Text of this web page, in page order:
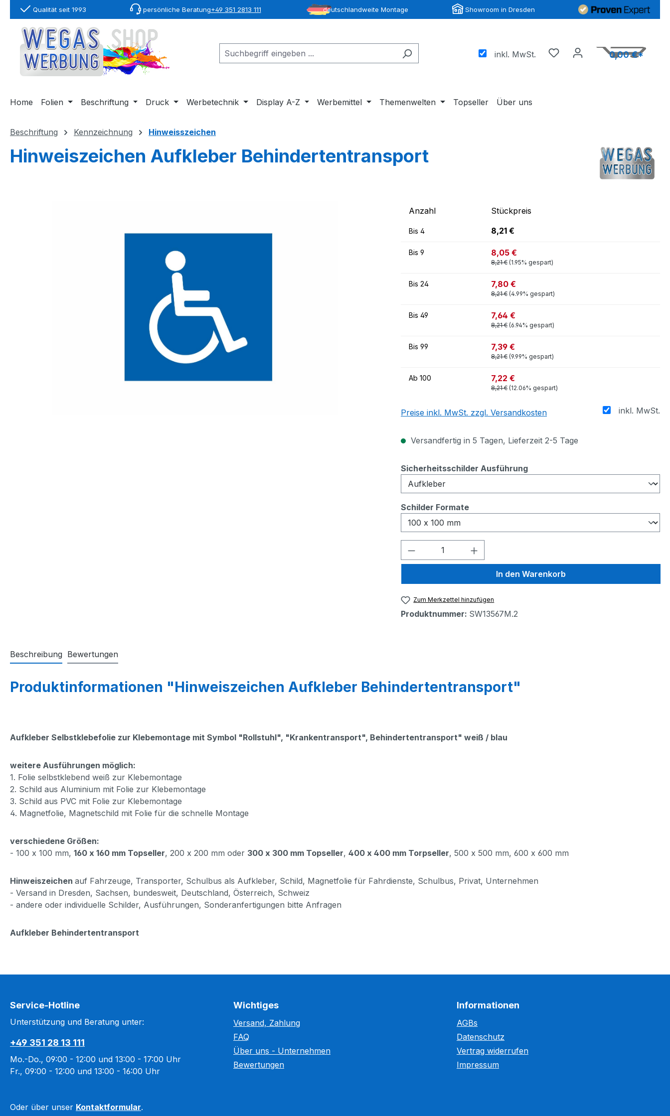
Zur Hauptnavigation springen
Qualität seit 1993 persönliche Beratung+49 351 2813 111 deutschlandweite Montage Showroom in Dresden
inkl. MwSt. 0,00 €*
Home Folien Beschriftung Druck Werbetechnik Display A-Z Werbemittel Themenwelten Topseller Über uns
Beschriftung Kennzeichnung Hinweisszeichen
Hinweiszeichen Aufkleber Behindertentransport
Anzahl Stückpreis
Bis 4 8,21 €
Bis 9 8,05 €
8,21 € (1.95% gespart)
Bis 24 7,80 €
8,21 € (4.99% gespart)
Bis 49 7,64 €
8,21 € (6.94% gespart)
Bis 99 7,39 €
8,21 € (9.99% gespart)
Ab 100 7,22 €
8,21 € (12.06% gespart)
inkl. MwSt.
Preise inkl. MwSt. zzgl. Versandkosten
Versandfertig in 5 Tagen, Lieferzeit 2-5 Tage
Sicherheitsschilder Ausführungauswählen
Schilder Formateauswählen
Produkt Anzahl: Gib den gewünschten Wert
In den Warenkorb
Zum Merkzettel hinzufügen
Produktnummer: SW13567M.2
Beschreibung Bewertungen
Produktinformationen "Hinweiszeichen Aufkleber Behindertentransport"
Aufkleber Selbstklebefolie zur Klebemontage mit Symbol "Rollstuhl", "Krankentransport", Behindertentransport" weiß / blau
weitere Ausführungen möglich:
1. Folie selbstklebend weiß zur Klebemontage
2. Schild aus Aluminium mit Folie zur Klebemontage
3. Schild aus PVC mit Folie zur Klebemontage
4. Magnetfolie, Magnetschild mit Folie für die schnelle Montage
verschiedene Größen:
- 100 x 100 mm, 160 x 160 mm Topseller, 200 x 200 mm oder 300 x 300 mm Topseller, 400 x 400 mm Torpseller, 500 x 500 mm, 600 x 600 mm
Hinweiszeichen auf Fahrzeuge, Transporter, Schulbus als Aufkleber, Schild, Magnetfolie für Fahrdienste, Schulbus, Privat, Unternehmen
- Versand in Dresden, Sachsen, bundesweit, Deutschland, Österreich, Schweiz
- andere oder individuelle Schilder, Ausführungen, Sonderanfertigungen bitte Anfragen
Aufkleber Behindertentransport
Service-Hotline
Unterstützung und Beratung unter:
+49 351 28 13 111
Mo.-Do., 09:00 - 12:00 und 13:00 - 17:00 Uhr
Fr., 09:00 - 12:00 und 13:00 - 16:00 Uhr
Oder über unser Kontaktformular.
Wichtiges
Versand, Zahlung
FAQ
Über uns - Unternehmen
Bewertungen
Informationen
AGBs
Datenschutz
Vertrag widerrufen
Impressum